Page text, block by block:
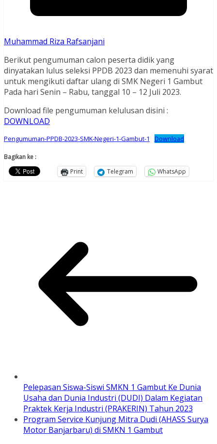
Muhammad Riza Rafsanjani
Berikut pengumuman calon peserta didik yang
dinyatakan lulus seleksi PPDB 2023 dan memenuhi syarat
untuk mengikuti daftar ulang di SMK Negeri 1 Gambut
Pada hari Senin – Rabu, tanggal 10 – 12 Juli 2023.
Download file pengumuman kelulusan disini :
DOWNLOAD
Pengumuman-PPDB-2023-SMK-Negeri-1-Gambut-1 Download
Bagikan ke :
Print
Telegram WhatsApp
Pelepasan Siswa-Siswi SMKN 1 Gambut Ke Dunia
Usaha dan Dunia Industri (DUDI) Dalam Kegiatan
Praktek Kerja Industri (PRAKERIN) Tahun 2023
Program Service Kunjung Mitra Dudi (AHASS Surya
Motor Banjarbaru) di SMKN 1 Gambut